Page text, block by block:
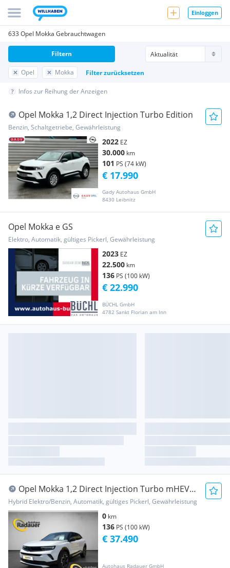
Einloggen
633 Opel Mokka Gebrauchtwagen
Opel Mokka Filter zurücksetzen
Filtern
Infos zur Reihung der Anzeigen
Opel Mokka 1,2 Direct Injection Turbo Edition
Benzin, Schaltgetriebe, Gewährleistung
2022 EZ
30.000 km
101 PS (74 kW)
Gady Autohaus GmbH
8430 Leibnitz
€ 17.990
Opel Mokka e GS
Elektro, Automatik, gültiges Pickerl, Gewährleistung
2023 EZ
22.500 km
136 PS (100 kW)
BÜCHL GmbH
4782 Sankt Florian am Inn
€ 22.990
Opel Mokka 1,2 Direct Injection Turbo mHEV
Aut. GS
Hybrid Elektro/Benzin, Automatik, gültiges Pickerl, Gewährleistung
0 km
136 PS (100 kW)
Autohaus Radauer GmbH
€ 37.490